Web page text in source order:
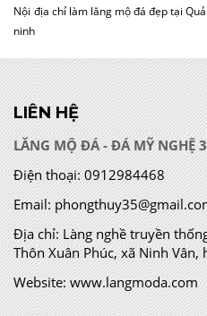
Nội địa chỉ làm lăng mộ đá đẹp tại
ninh
LIÊN HỆ
LĂNG MỘ ĐÁ - ĐÁ MỸ NGHỆ
Điện thoại: 0912984468
Email:
Địa chỉ:Làng nghề truyền
Thôn Xuân Phúc, xã Ninh
Website: www.langmoda.com